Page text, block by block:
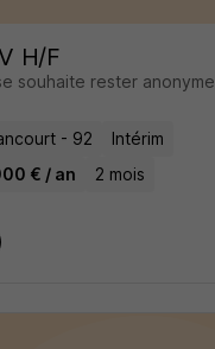
H/F
souhaite rester anonyme
- 92
Intérim
€ / an
2 mois